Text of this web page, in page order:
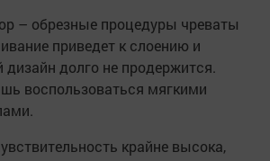
– обрезные процедуры чреваты
приведет к слоению и
долго не продержится.
воспользоваться мягкими
крайне высока,